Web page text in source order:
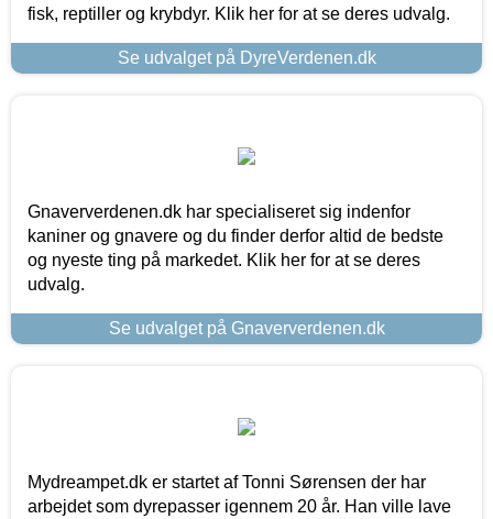
fisk, reptiller og krybdyr. Klik her for at se deres udvalg.
Se udvalget på DyreVerdenen.dk
Gnaververdenen.dk har specialiseret sig indenfor
kaniner og gnavere og du finder derfor altid de bedste
og nyeste ting på markedet. Klik her for at se deres
udvalg.
Se udvalget på Gnaververdenen.dk
Mydreampet.dk er startet af Tonni Sørensen der har
arbejdet som dyrepasser igennem 20 år. Han ville lave